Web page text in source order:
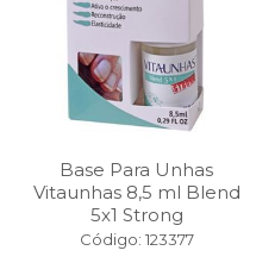
Base Para Unhas
Vitaunhas 8,5 ml Blend
5x1 Strong
Código: 123377